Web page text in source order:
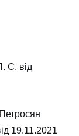
С. від
19.11.2021